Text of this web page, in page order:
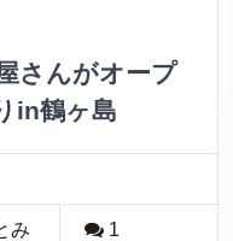
さんがオープ
in鶴ヶ島
み 1